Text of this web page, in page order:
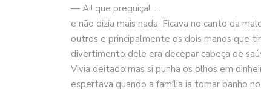
— Ai! que preguiça!. . .
e não dizia mais nada. Ficava no canto da
outros e principalmente os dois manos que
divertimento dele era decepar cabeça de
Vivia deitado mas si punha os olhos em
espertava quando a família ia tomar banho